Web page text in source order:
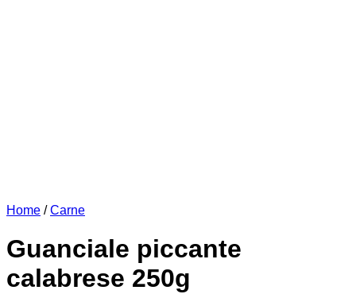
Home / Carne
Guanciale piccante
calabrese 250g